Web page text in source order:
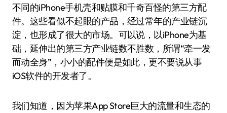
不同的iPhone手机壳和贴膜和千奇百怪的第三方配
件。这些看似不起眼的产品，经过常年的产业链沉
淀，也形成了很大的市场。可以说，以iPhone为基
础，延伸出的第三方产业链数不胜数，所谓“牵一发
而动全身”，小小的配件便是如此，更不要说从事
iOS软件的开发者了。
我们知道，因为苹果App Store巨大的流量和生态的